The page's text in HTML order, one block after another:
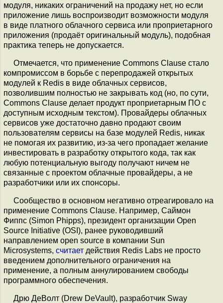
модуля, никаких ограничений на продажу нет, но если
приложение лишь воспроизводит возможности модуля
в виде платного облачного сервиса или проприетарного
приложения (продаёт оригинальный модуль), подобная
практика теперь не допускается.
Отмечается, что применение Commons Clause стало
компромиссом в борьбе с перепродажей открытых
модулей к Redis в виде облачных сервисов,
позволившим полностью не закрывать код (но, по сути,
Commons Clause делает продукт проприетарным ПО с
доступным исходным текстом). Провайдеры облачных
сервисов уже достаточно давно продают своим
пользователям сервисы на базе модулей Redis, никак
не помогая их развитию, из-за чего пропадает желание
инвестировать в разработку открытого кода, так как
любую потенциальную выгоду получают ничем не
связанные с проектом облачные провайдеры, а не
разработчики или их спонсоры.
Сообщество в основном негативно отреагировало на
применение Commons Clause. Например, Саймон
Фиппс (Simon Phipps), президент организации Open
Source Initiative (OSI), ранее руководивший
направлением open source в компании Sun
Microsystems, считает действия Redis Labs не просто
введением дополнительного ограничения на
применение, а полным аннулированием свободы
программного обеспечения.
Дрю ДеВолт (Drew DeVault), разработчик Sway